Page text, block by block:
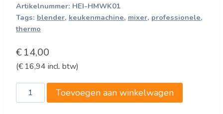
Artikelnummer: HEI-HMWK01
Tags: blender, keukenmachine, mixer, professionele,
thermo
€14,00
(€ 16,94 incl. btw)
Heinzelmann
CHEF-
Toevoegen aan winkelwagen